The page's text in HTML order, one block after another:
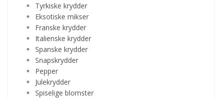
Tyrkiske krydder
Eksotiske mikser
Franske krydder
Italienske krydder
Spanske krydder
Snapskrydder
Pepper
Julekrydder
Spiselige blomster